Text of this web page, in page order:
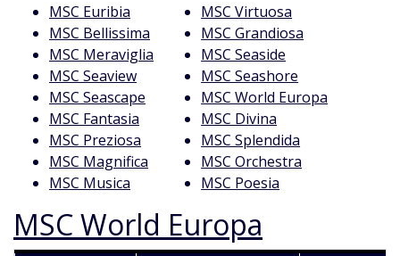
MSС Euribia
MSС Virtuosa
MSС Bellissima
MSС Grandiosa
MSС Meraviglia
MSС Seaside
MSС Seaview
MSС Seashore
MSС Seascape
MSС World Europa
MSС Fantasia
MSС Divina
MSС Preziosa
MSС Splendida
MSС Magnifica
MSС Orchestra
MSС Musica
MSС Poesia
MSC World Europa